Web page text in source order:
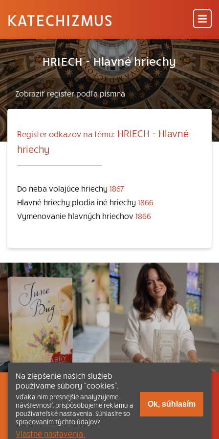
KATECHIZMUS
HRIECH - Hlavné hriechy
Register odkazov na tému: HRIECH - Hlavné
hriechy
Do neba volajúce hriechy 1867
Hlavné hriechy plodia iné hriechy 1866
Vymenovanie hlavných hriechov 1866
Listovať Obsah Dokumenty a články
Kontakt Tlačená verzia Katechizmu
© 2026 katechizmus.sk |
Na zlepšenie našich služieb
používame súbory “cookies”.
Vďaka nim presnejšie analyzujeme
návštevnosť, prispôsobujeme reklamu a
používateľské nastavenia. Súhlasíte so
spracovaním týchto údajov?
Vlastné nastavenia.
Ok, súhlasím